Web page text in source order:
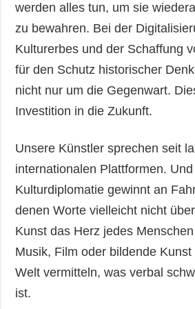
werden alles tun, um sie
zu bewahren. Bei der
Kulturerbes und der Schaffung
für den Schutz historischer
nicht nur um die Gegenwart.
Investition in die Zukunft.
Unsere Künstler sprechen seit
internationalen Plattformen.
Kulturdiplomatie gewinnt an
denen Worte vielleicht nicht
Kunst das Herz jedes
Musik, Film oder bildende
Welt vermitteln, was verbal
ist.